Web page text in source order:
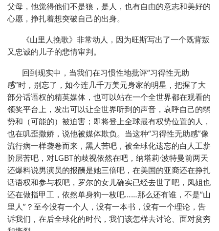
父母，他觉得他们不是狼，是人，也有自由的意志和美好的
心愿，挣扎着想突破自己的出身。
《山里人挽歌》非常动人，因为旺斯写出了一个既背叛
又忠诚的儿子的悲情审判。
回到现实中，当我们在习惯性地批评“习得性无助
感”时，别忘了，如今连几千万美元身家的明星，把握了大
部分话语权的精英媒体，也可以站在一个全世界都在观看的
领奖平台上，发出可以让全世界听到的声音，哀呼自己的弱
势和（可能的）被迫害；即将登上全球最有权势位置的人，
也在叽歪撒娇，说他被媒体欺负。当这种“习得性无助感”像
流行病一样袭卷而来，黑人苦吧，被全球化遗忘的白人工薪
阶层苦吧，对LGBT的歧视依然在吧，纳塔莉·波特曼前两天
还爆料说男演员的报酬是她三倍吧，在美国的亚裔还在挣扎
话语权和参与权吧，罗尔的女儿确实已经去世了吧，凤姐也
还在做指甲工，依然单身狗一枚吧……那么还有谁，不是“山
里人”？至今没有一个人，没有一本书，没有一个理论，告
诉我们，在后全球化的时代，我们该怎样去讨论、面对贫穷